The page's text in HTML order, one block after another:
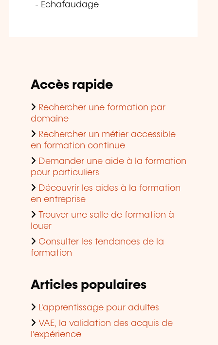
- Echafaudage
Accès rapide
Rechercher une formation par
domaine
Rechercher un métier accessible
en formation continue
Demander une aide à la formation
pour particuliers
Découvrir les aides à la formation
en entreprise
Trouver une salle de formation à
louer
Consulter les tendances de la
formation
Articles populaires
L'apprentissage pour adultes
VAE, la validation des acquis de
l'expérience